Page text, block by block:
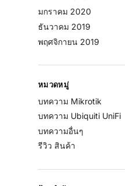
มกราคม 2020
ธันวาคม 2019
พฤศจิกายน 2019
หมวดหมู่
บทความ Mikrotik
บทความ Ubiquiti UniFi
บทความอื่นๆ
รีวิว สินค้า